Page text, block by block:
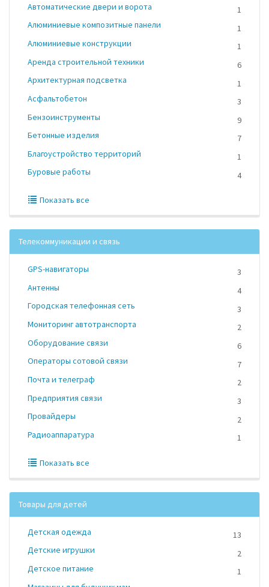
Автоматические двери и ворота
1
Алюминиевые композитные панели
1
Алюминиевые конструкции
1
Аренда строительной техники
6
Архитектурная подсветка
1
Асфальтобетон
3
Бензоинструменты
9
Бетонные изделия
7
Благоустройство территорий
1
Буровые работы
4
Показать все
Телекоммуникации и связь
GPS-навигаторы
3
Антенны
4
Городская телефонная сеть
3
Мониторинг автотранспорта
2
Оборудование связи
6
Операторы сотовой связи
7
Почта и телеграф
2
Предприятия связи
3
Провайдеры
2
Радиоаппаратура
1
Показать все
Товары для детей
Детская одежда
13
Детские игрушки
2
Детское питание
1